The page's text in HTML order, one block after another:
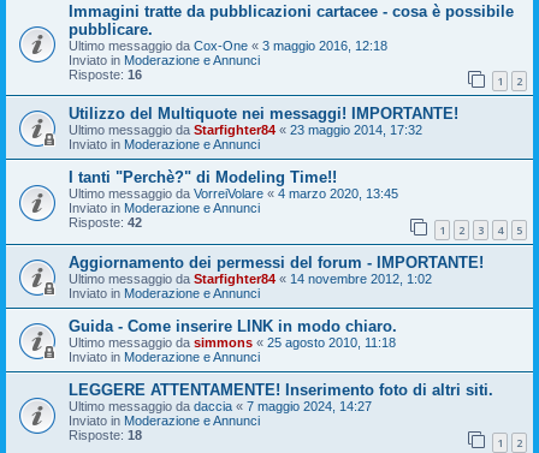
Immagini tratte da pubblicazioni cartacee - cosa è possibile
pubblicare.
Ultimo messaggio da Cox-One « 3 maggio 2016, 12:18
Inviato in Moderazione e Annunci
Risposte: 16 1 2
Utilizzo del Multiquote nei messaggi! IMPORTANTE!
Ultimo messaggio da Starfighter84 « 23 maggio 2014, 17:32
Inviato in Moderazione e Annunci
I tanti "Perchè?" di Modeling Time!!
Ultimo messaggio da VorreiVolare « 4 marzo 2020, 13:45
Inviato in Moderazione e Annunci
Risposte: 42 1 2 3 4 5
Aggiornamento dei permessi del forum - IMPORTANTE!
Ultimo messaggio da Starfighter84 « 14 novembre 2012, 1:02
Inviato in Moderazione e Annunci
Guida - Come inserire LINK in modo chiaro.
Ultimo messaggio da simmons « 25 agosto 2010, 11:18
Inviato in Moderazione e Annunci
LEGGERE ATTENTAMENTE! Inserimento foto di altri siti.
Ultimo messaggio da daccia « 7 maggio 2024, 14:27
Inviato in Moderazione e Annunci
Risposte: 18 1 2